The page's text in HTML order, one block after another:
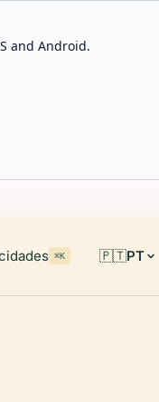
and Android.
⌘K 🇵🇹PT